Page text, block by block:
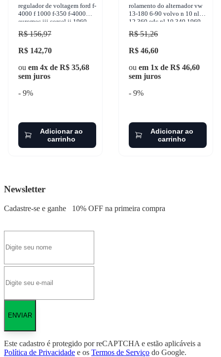
regulador de voltagem ford f-
4000 f 1000 f-350 f-4000
euromec iii corcel ii 1960-
2011 gauss - ga057
R$ 156,97
R$ 142,70
ou em 4x de R$ 35,68
sem juros
- 9%
Adicionar ao
carrinho
rolamento do alternador vw
13-180 6-90 volvo n 10 nl
12 360 edc nl 10 340 1969-
2005 nsk - 6204dduc3
R$ 51,26
R$ 46,60
ou em 1x de R$ 46,60
sem juros
- 9%
Adicionar ao
carrinho
Newsletter
Cadastre-se e ganhe 10% OFF na primeira compra
ENVIAR
Este cadastro é protegido por reCAPTCHA e estão aplicáveis a
Política de Privacidade e os Termos de Serviço do Google.